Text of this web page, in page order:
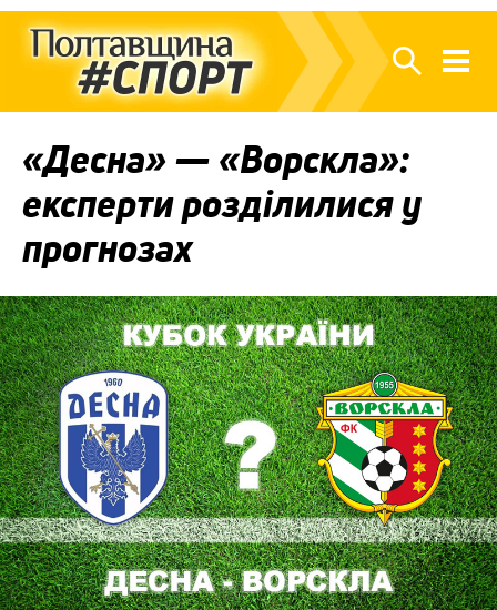
«Десна» — «Ворскла»:
експерти розділилися у
прогнозах